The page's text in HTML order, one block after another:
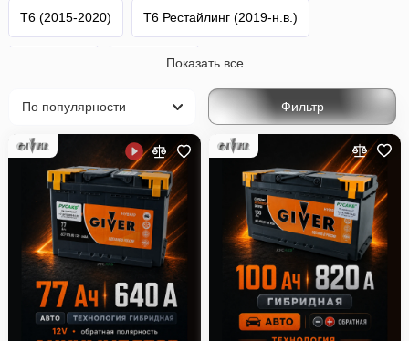
T6 (2015-2020) T6 Рестайлинг (2019-н.в.)
VolkswagenПоказать все
Фильтр